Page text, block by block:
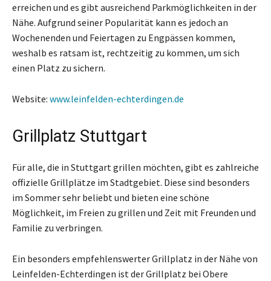
erreichen und es gibt ausreichend Parkmöglichkeiten in der
Nähe. Aufgrund seiner Popularität kann es jedoch an
Wochenenden und Feiertagen zu Engpässen kommen,
weshalb es ratsam ist, rechtzeitig zu kommen, um sich
einen Platz zu sichern.
Website: www.leinfelden-echterdingen.de
Grillplatz Stuttgart
Für alle, die in Stuttgart grillen möchten, gibt es zahlreiche
offizielle Grillplätze im Stadtgebiet. Diese sind besonders
im Sommer sehr beliebt und bieten eine schöne
Möglichkeit, im Freien zu grillen und Zeit mit Freunden und
Familie zu verbringen.
Ein besonders empfehlenswerter Grillplatz in der Nähe von
Leinfelden-Echterdingen ist der Grillplatz bei Obere